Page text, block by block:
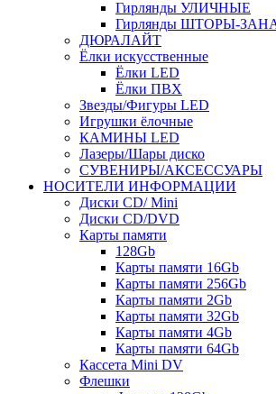
Гирлянды УЛИЧНЫЕ
Гирлянды ШТОРЫ-
ДЮРАЛАЙТ
Ёлки искусственные
Ёлки LED
Ёлки ПВХ
Звезды/Фигуры LED
Игрушки ёлочные
КАМИНЫ LED
Лазеры/Шары диско
СУВЕНИРЫ/АКСЕССУАРЫ
НОСИТЕЛИ ИНФОРМАЦИИ
Диски CD/ Mini
Диски CD/DVD
Карты памяти
128Gb
Карты памяти 16Gb
Карты памяти 256Gb
Карты памяти 2Gb
Карты памяти 32Gb
Карты памяти 4Gb
Карты памяти 64Gb
Кассета Mini DV
Флешки